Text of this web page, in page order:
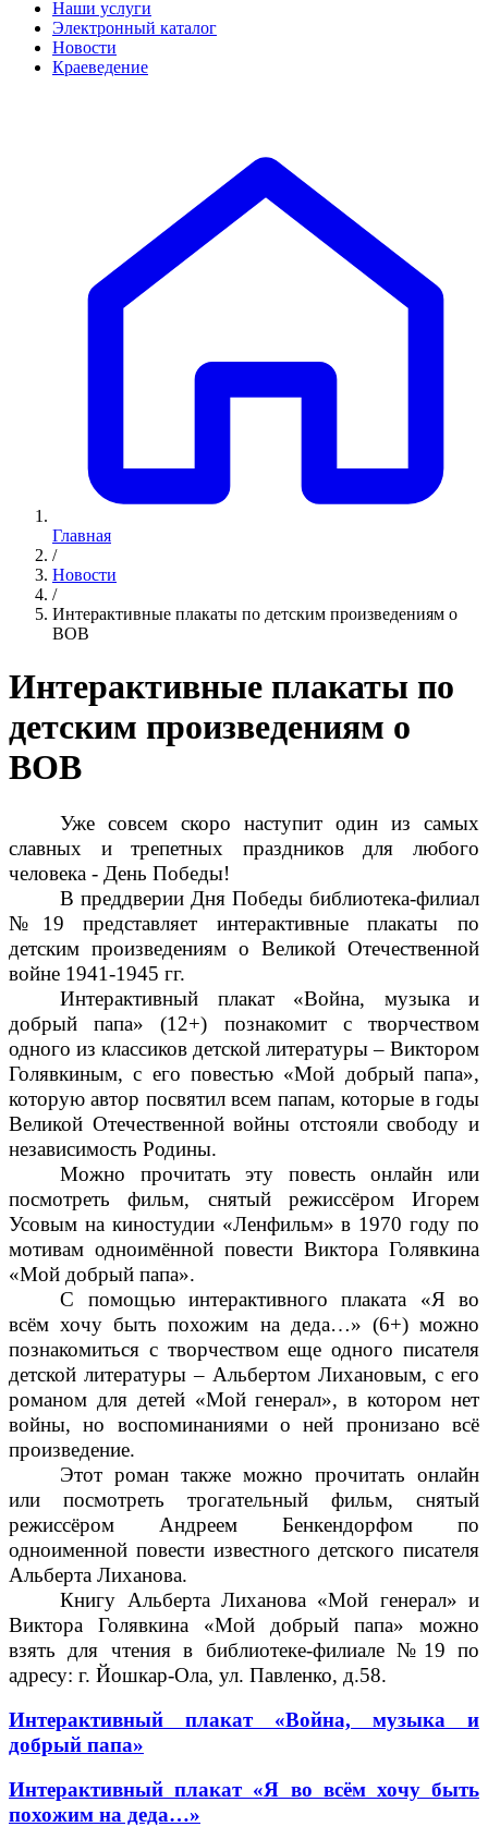
Наши услуги
Электронный каталог
Новости
Краеведение
Главная
/
Новости
/
Интерактивные плакаты по детским произведениям о
ВОВ
Интерактивные плакаты по
детским произведениям о
ВОВ
Уже совсем скоро наступит один из самых
славных и трепетных праздников для любого
человека - День Победы!
В преддверии Дня Победы библиотека-филиал
№19 представляет интерактивные плакаты по
детским произведениям о Великой Отечественной
войне 1941-1945 гг.
Интерактивный плакат «Война, музыка и
добрый папа» (12+) познакомит с творчеством
одного из классиков детской литературы – Виктором
Голявкиным, с его повестью «Мой добрый папа»,
которую автор посвятил всем папам, которые в годы
Великой Отечественной войны отстояли свободу и
независимость Родины.
Можно прочитать эту повесть онлайн или
посмотреть фильм, снятый режиссёром Игорем
Усовым на киностудии «Ленфильм» в 1970 году по
мотивам одноимённой повести Виктора Голявкина
«Мой добрый папа».
С помощью интерактивного плаката «Я во
всём хочу быть похожим на деда…» (6+) можно
познакомиться с творчеством еще одного писателя
детской литературы – Альбертом Лихановым, с его
романом для детей «Мой генерал», в котором нет
войны, но воспоминаниями о ней пронизано всё
произведение.
Этот роман также можно прочитать онлайн
или посмотреть трогательный фильм, снятый
режиссёром Андреем Бенкендорфом по
одноименной повести известного детского писателя
Альберта Лиханова.
Книгу Альберта Лиханова «Мой генерал» и
Виктора Голявкина «Мой добрый папа» можно
взять для чтения в библиотеке-филиале №19 по
адресу: г. Йошкар-Ола, ул. Павленко, д.58.
Интерактивный плакат «Война, музыка и
добрый папа»
Интерактивный плакат «Я во всём хочу быть
похожим на деда…»